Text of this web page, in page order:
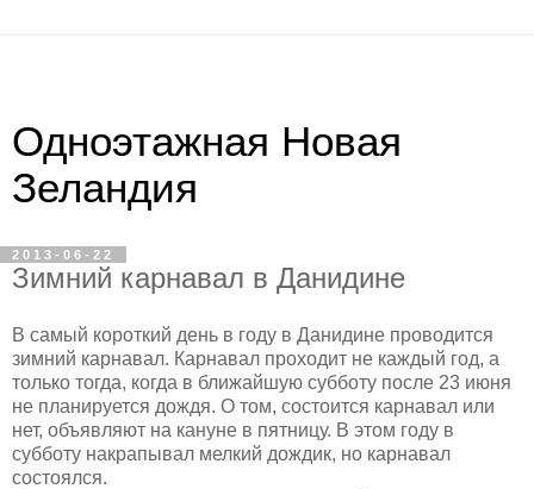
Одноэтажная Новая
Зеландия
2013-06-22
Зимний карнавал в Данидине
В самый короткий день в году в Данидине проводится
зимний карнавал. Карнавал проходит не каждый год, а
только тогда, когда в ближайшую субботу после 23 июня
не планируется дождя. О том, состоится карнавал или
нет, объявляют на кануне в пятницу. В этом году в
субботу накрапывал мелкий дождик, но карнавал
состоялся.